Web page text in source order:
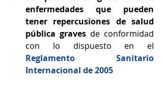
enfermedades que pueden
tener repercusiones de salud
pública graves de conformidad
con lo dispuesto en el
Reglamento Sanitario
Internacional de 2005